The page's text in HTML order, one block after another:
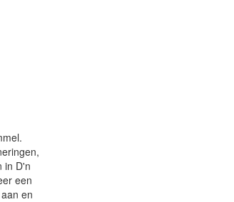
in D'n
een
en